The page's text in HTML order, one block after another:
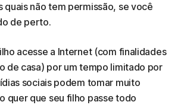
quais não tem permissão, se você
de perto.
acesse a Internet (com finalidades
de casa) por um tempo limitado por
sociais podem tomar muito
quer que seu filho passe todo